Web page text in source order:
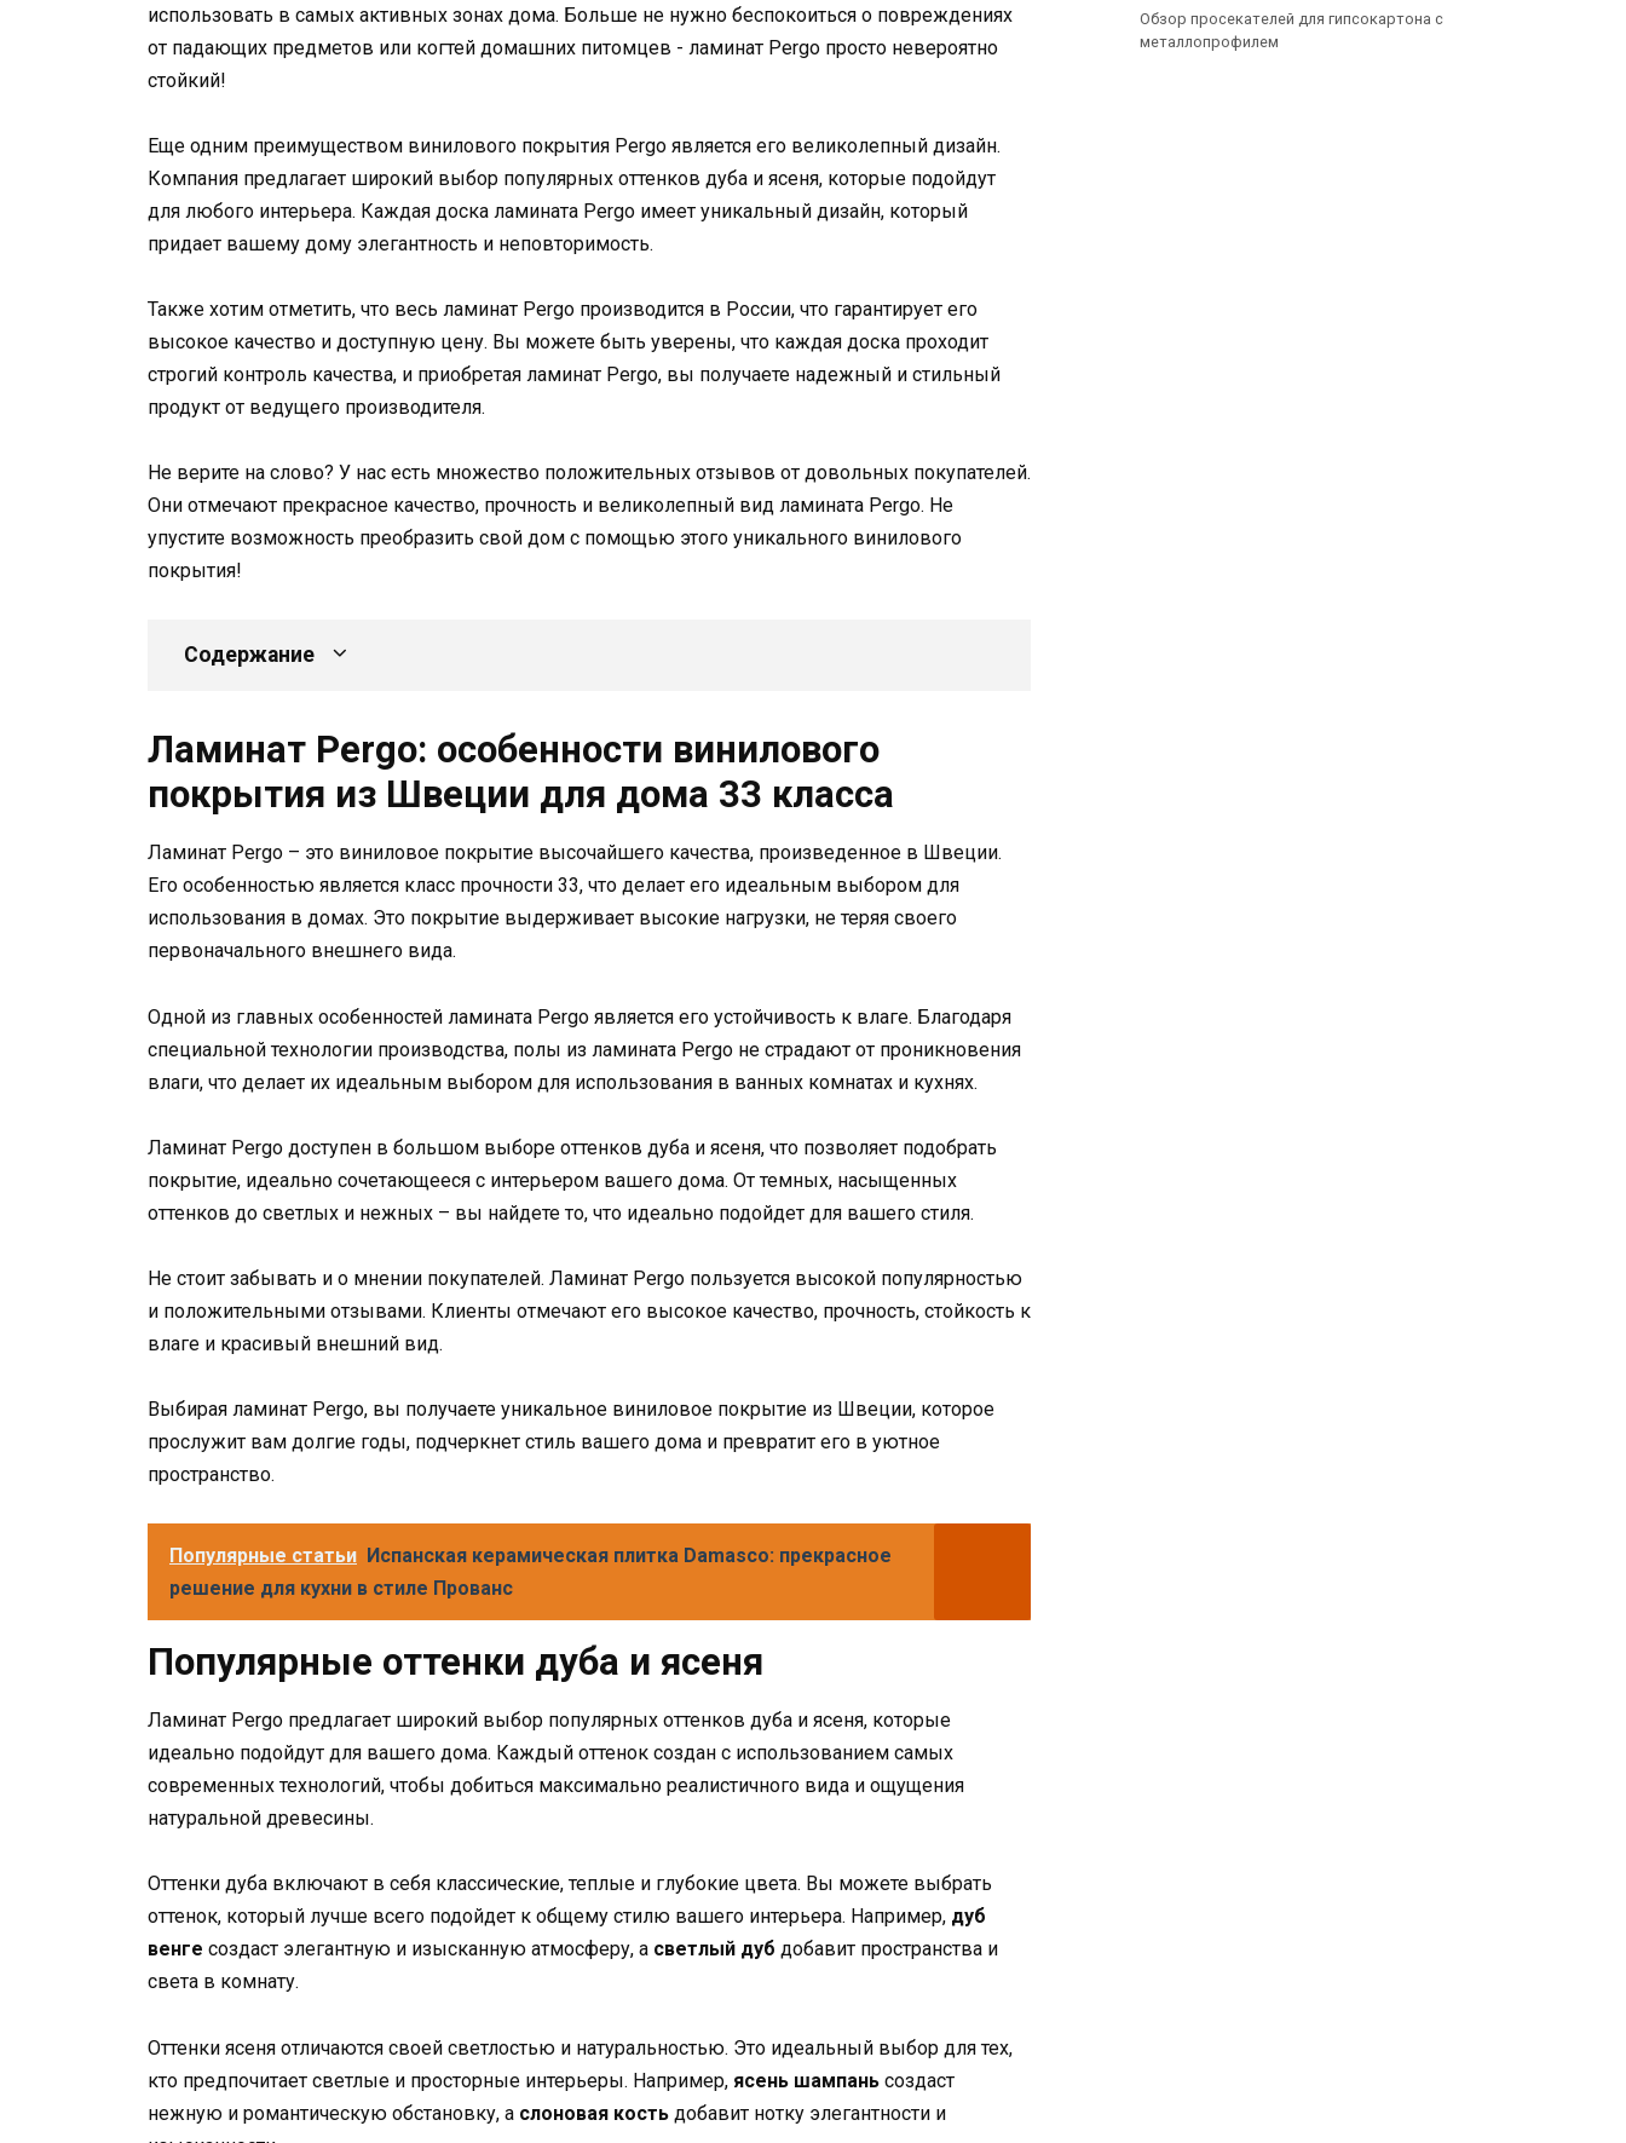
использовать в самых активных зонах дома. Больше не нужно беспокоиться о повреждениях
от падающих предметов или когтей домашних питомцев - ламинат Pergo просто невероятно
стойкий!
Еще одним преимуществом винилового покрытия Pergo является его великолепный дизайн.
Компания предлагает широкий выбор популярных оттенков дуба и ясеня, которые подойдут
для любого интерьера. Каждая доска ламината Pergo имеет уникальный дизайн, который
придает вашему дому элегантность и неповторимость.
Также хотим отметить, что весь ламинат Pergo производится в России, что гарантирует его
высокое качество и доступную цену. Вы можете быть уверены, что каждая доска проходит
строгий контроль качества, и приобретая ламинат Pergo, вы получаете надежный и стильный
продукт от ведущего производителя.
Не верите на слово? У нас есть множество положительных отзывов от довольных покупателей.
Они отмечают прекрасное качество, прочность и великолепный вид ламината Pergo. Не
упустите возможность преобразить свой дом с помощью этого уникального винилового
покрытия!
Содержание
Ламинат Pergo: особенности винилового
покрытия из Швеции для дома 33 класса
Ламинат Pergo – это виниловое покрытие высочайшего качества, произведенное в Швеции.
Его особенностью является класс прочности 33, что делает его идеальным выбором для
использования в домах. Это покрытие выдерживает высокие нагрузки, не теряя своего
первоначального внешнего вида.
Одной из главных особенностей ламината Pergo является его устойчивость к влаге. Благодаря
специальной технологии производства, полы из ламината Pergo не страдают от проникновения
влаги, что делает их идеальным выбором для использования в ванных комнатах и кухнях.
Ламинат Pergo доступен в большом выборе оттенков дуба и ясеня, что позволяет подобрать
покрытие, идеально сочетающееся с интерьером вашего дома. От темных, насыщенных
оттенков до светлых и нежных – вы найдете то, что идеально подойдет для вашего стиля.
Не стоит забывать и о мнении покупателей. Ламинат Pergo пользуется высокой популярностью
и положительными отзывами. Клиенты отмечают его высокое качество, прочность, стойкость к
влаге и красивый внешний вид.
Выбирая ламинат Pergo, вы получаете уникальное виниловое покрытие из Швеции, которое
прослужит вам долгие годы, подчеркнет стиль вашего дома и превратит его в уютное
пространство.
Популярные статьи Испанская керамическая плитка Damasco: прекрасное
решение для кухни в стиле Прованс
Популярные оттенки дуба и ясеня
Ламинат Pergo предлагает широкий выбор популярных оттенков дуба и ясеня, которые
идеально подойдут для вашего дома. Каждый оттенок создан с использованием самых
современных технологий, чтобы добиться максимально реалистичного вида и ощущения
натуральной древесины.
Оттенки дуба включают в себя классические, теплые и глубокие цвета. Вы можете выбрать
оттенок, который лучше всего подойдет к общему стилю вашего интерьера. Например, дуб
венге создаст элегантную и изысканную атмосферу, а светлый дуб добавит пространства и
света в комнату.
Оттенки ясеня отличаются своей светлостью и натуральностью. Это идеальный выбор для тех,
кто предпочитает светлые и просторные интерьеры. Например, ясень шампань создаст
нежную и романтическую обстановку, а слоновая кость добавит нотку элегантности и
Обзор просекателей для гипсокартона с
металлопрофилем